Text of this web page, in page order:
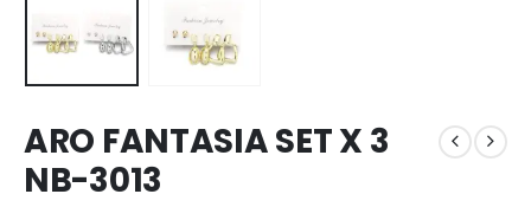
ARO FANTASIA SET X 3
NB-3013